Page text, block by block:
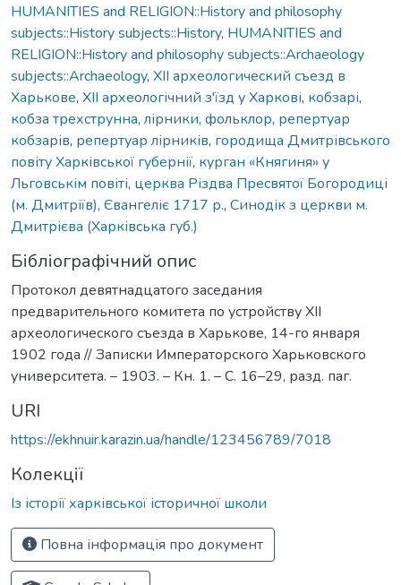
HUMANITIES and RELIGION::History and philosophy
subjects::History subjects::History, HUMANITIES and
RELIGION::History and philosophy subjects::Archaeology
subjects::Archaeology, XII археологический съезд в
Харькове, XII археологічний з'їзд у Харкові, кобзарі,
кобза трехструнна, лірники, фольклор, репертуар
кобзарів, репертуар лірників, городища Дмитрівського
повіту Харківської губернії, курган «Княгиня» у
Льговськім повіті, церква Різдва Пресвятої Богородиці
(м. Дмитріїв), Євангеліє 1717 р., Синодік з церкви м.
Дмитрієва (Харківська губ.)
Бібліографічний опис
Протокол девятнадцатого заседания
предварительного комитета по устройству XII
археологического съезда в Харькове, 14-го января
1902 года // Записки Императорского Харьковского
университета. – 1903. – Кн. 1. – С. 16–29, разд. паг.
URI
https://ekhnuir.karazin.ua/handle/123456789/7018
Колекції
Із історії харківської історичної школи
Повна інформація про документ